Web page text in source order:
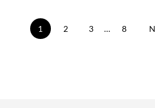
1 2 3 … 8